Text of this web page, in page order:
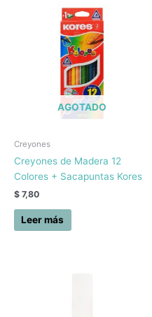
AGOTADO
Creyones
Creyones de Madera 12
Colores + Sacapuntas Kores
$ 7,80
Leer más